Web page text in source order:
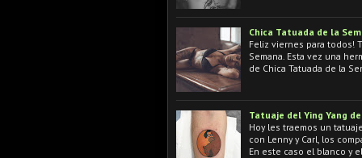
Chica Tatuada de la
Feliz viernes para todos!
Semana. Esta vez una
de Chica Tatuada de la
Tatuaje del Ying Yang
Hoy les traemos un
con Lenny y Carl, los
En este caso el blanco y